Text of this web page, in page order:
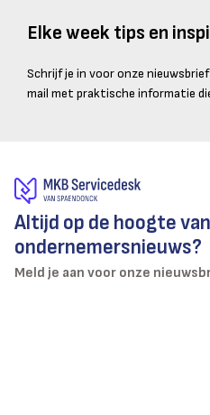
Elke week tips en
Schrijf je in voor onze
mail met praktische informatie
Altijd op de hoogte
ondernemersnieuws?
Meld je aan voor onze